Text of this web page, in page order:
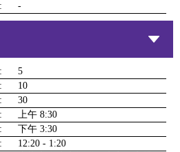
: -
:
5
:
10
:
30
:
上午 8:30
:
下午 3:30
:
12:20 - 1:20